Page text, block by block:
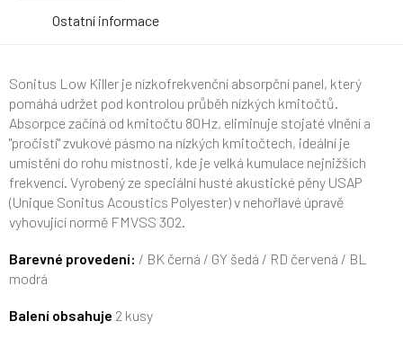
Ostatní informace
Sonitus Low Killer je nízkofrekvenční absorpční panel, který
pomáhá udržet pod kontrolou průběh nízkých kmitočtů.
Absorpce začíná od kmitočtu 80Hz, eliminuje stojaté vlnění a
"pročistí" zvukové pásmo na nízkých kmitočtech, ideální je
umístění do rohu místnosti, kde je velká kumulace nejnižších
frekvencí. Vyrobený ze speciální husté akustické pěny USAP
(Unique Sonitus Acoustics Polyester) v nehořlavé úpravě
vyhovující normě FMVSS 302.
Barevné provedení: / BK černá / GY šedá / RD červená / BL
modrá
Balení obsahuje 2 kusy